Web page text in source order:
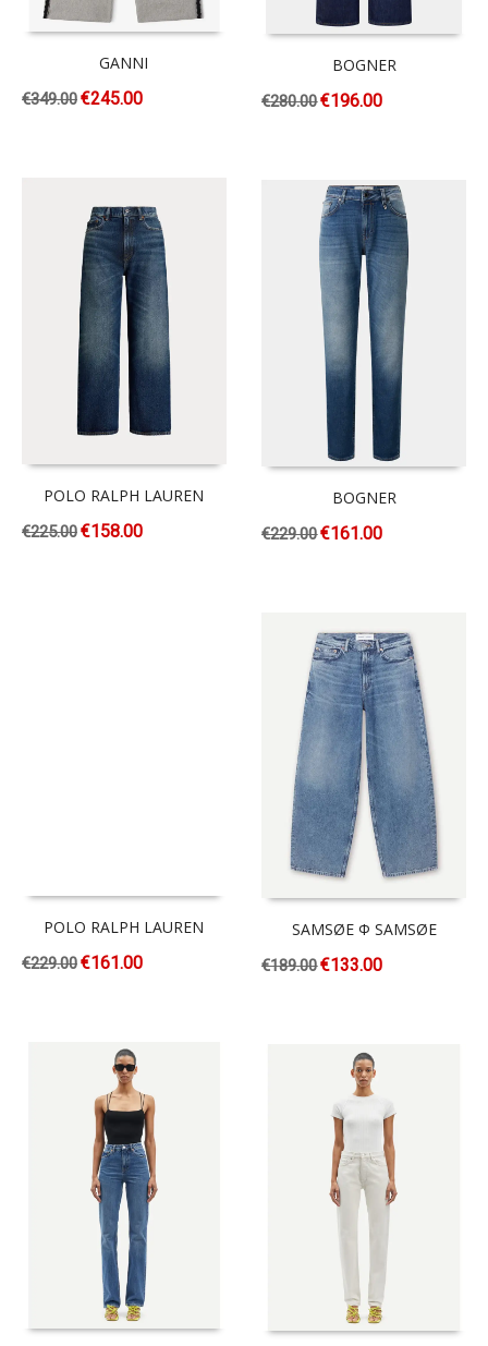
GANNI
€349.00€245.00
BOGNER
€280.00€196.00
POLO RALPH LAUREN
€225.00€158.00
BOGNER
€229.00€161.00
POLO RALPH LAUREN
€229.00€161.00
SAMSØE Φ SAMSØE
€189.00€133.00